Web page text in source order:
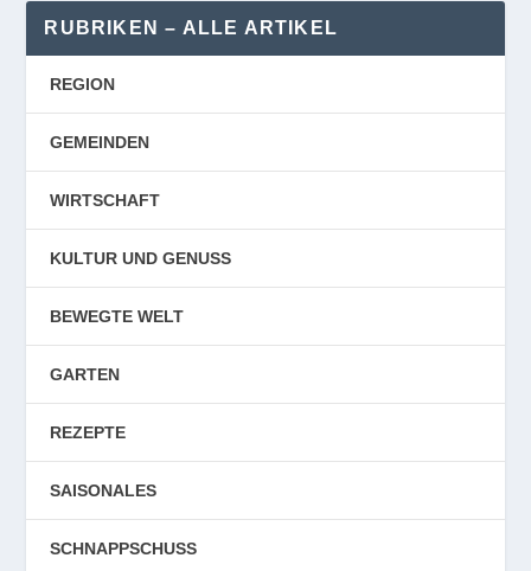
RUBRIKEN – ALLE ARTIKEL
REGION
GEMEINDEN
WIRTSCHAFT
KULTUR UND GENUSS
BEWEGTE WELT
GARTEN
REZEPTE
SAISONALES
SCHNAPPSCHUSS